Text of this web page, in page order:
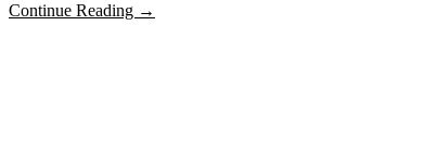
Continue Reading →